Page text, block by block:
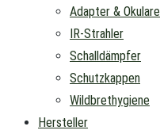
Adapter & Okulare
IR-Strahler
Schalldämpfer
Schutzkappen
Wildbrethygiene
Hersteller